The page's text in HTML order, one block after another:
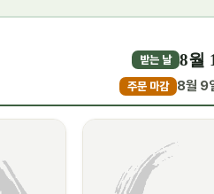
받는 날 8월
주문 마감 8월 9